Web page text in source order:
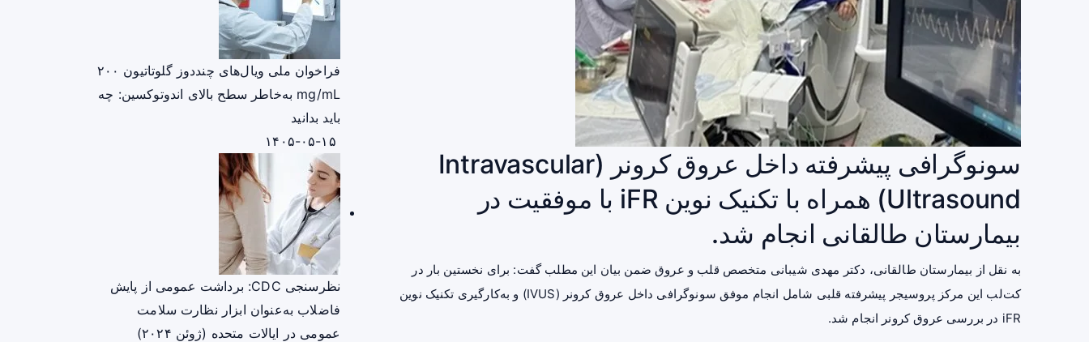
سونوگرافی پیشرفته داخل عروق کرونر (Intravascular
Ultrasound) همراه با تکنیک نوین iFR با موفقیت در
بیمارستان طالقانی انجام شد.
به نقل از بیمارستان طالقانی، دکتر مهدی شیبانی متخصص قلب و عروق ضمن بیان این مطلب گفت: برای نخستین بار در
کت‌لب این مرکز پروسیجر پیشرفته قلبی شامل انجام موفق سونوگرافی داخل عروق کرونر (IVUS) و به‌کارگیری تکنیک نوین
iFR در بررسی عروق کرونر انجام شد.
فراخوان ملی ویال‌های چنددوز گلوتاتیون ۲۰۰
mg/mL به‌خاطر سطح بالای اندوتوکسین: چه
باید بدانید
نظرسنجی CDC: برداشت عمومی از پایش
فاضلاب به‌عنوان ابزار نظارت سلامت
عمومی در ایالات متحده (ژوئن ۲۰۲۴)